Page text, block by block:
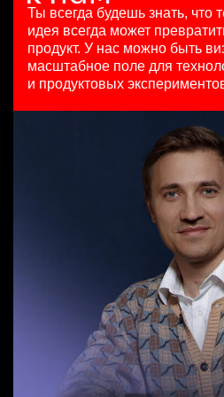
сегодня
150000 ₽
Ярославль
HeadHunter::Коммерческий
111800 - 186500 ₽
Ярославль
Менеджер по продажам
HeadHunter::Телефонные
29 июл. 2026
450000 ₽
Москва
Ты всегда будешь знать, что
идея всегда может
продукт. У нас можно быть
масштабное поле для
и продуктовых